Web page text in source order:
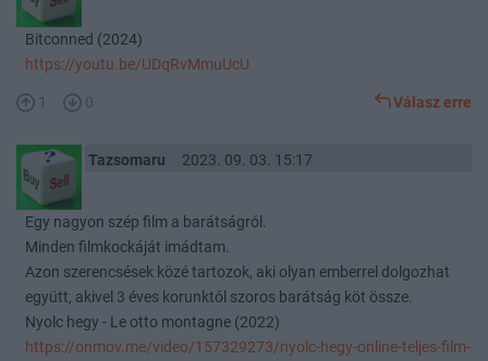
Bitconned (2024)
https://youtu.be/UDqRvMmuUcU
1 0 Válasz erre
Tazsomaru 2023. 09. 03. 15:17
Egy nagyon szép film a barátságról.
Minden filmkockáját imádtam.
Azon szerencsések közé tartozok, aki olyan emberrel dolgozhat
együtt, akivel 3 éves korunktól szoros barátság köt össze.
Nyolc hegy - Le otto montagne (2022)
https://onmov.me/video/157329273/nyolc-hegy-online-teljes-film-